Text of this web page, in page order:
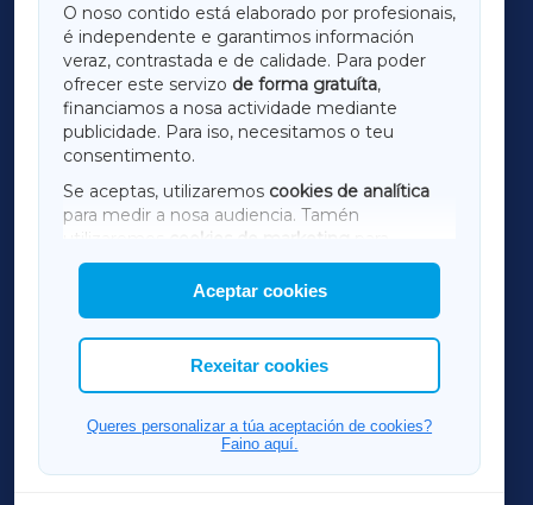
O noso contido está elaborado por profesionais,
é independente e garantimos información
veraz, contrastada e de calidade. Para poder
ofrecer este servizo de forma gratuíta,
financiamos a nosa actividade mediante
publicidade. Para iso, necesitamos o teu
consentimento.
Se aceptas, utilizaremos cookies de analítica
para medir a nosa audiencia. Tamén
utilizaremos
cookies de marketing
mostrar publicidade de terceiros.
Así mesmo, podes personalizar a elección das
cookies que desexas permitir.
Aceptar cookies
Rexeitar cookies
Queres personalizar a túa aceptación de cookies?
Faino aquí.
LUGOXA
TERRACHAXA
AMARIÑAXA
RIBEIRASACRAXA
ACORUÑAXA
FERROLXA
OURENSEXA